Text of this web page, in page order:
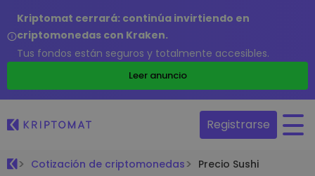
Kriptomat cerrará: continúa invirtiendo en
criptomonedas con Kraken.
Tus fondos están seguros y totalmente accesibles.
Leer anuncio
Registrarse
Cotización de criptomonedas Precio Sushi